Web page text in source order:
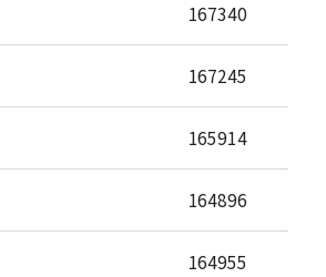
167340
167245
165914
164896
164955